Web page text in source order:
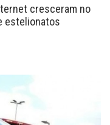
cresceram no
estelionatos